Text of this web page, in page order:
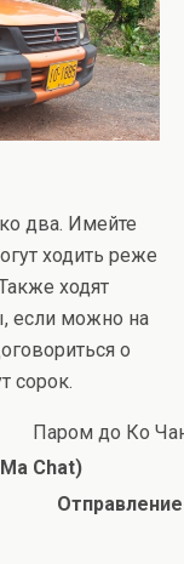
два. Имейте
ходить реже
ходят
если можно на
о
сорок.
Паром до Ко
Chat)
Отправление